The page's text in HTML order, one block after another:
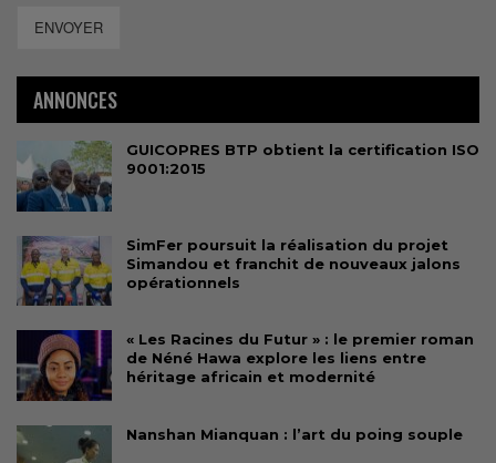
ENVOYER
ANNONCES
GUICOPRES BTP obtient la certification ISO
9001:2015
SimFer poursuit la réalisation du projet
Simandou et franchit de nouveaux jalons
opérationnels
« Les Racines du Futur » : le premier roman
de Néné Hawa explore les liens entre
héritage africain et modernité
Nanshan Mianquan : l’art du poing souple